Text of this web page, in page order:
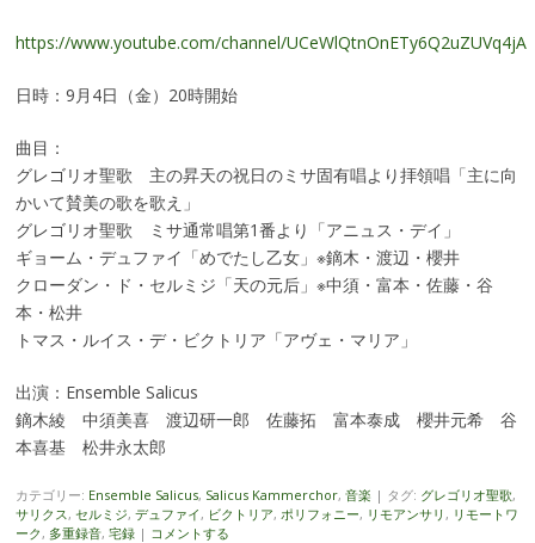
https://www.youtube.com/channel/UCeWlQtnOnETy6Q2uZUVq4jA
日時：9月4日（金）20時開始
曲目：
グレゴリオ聖歌 主の昇天の祝日のミサ固有唱より拝領唱「主に向
かいて賛美の歌を歌え」
グレゴリオ聖歌 ミサ通常唱第1番より「アニュス・デイ」
ギョーム・デュファイ「めでたし乙女」※鏑木・渡辺・櫻井
クローダン・ド・セルミジ「天の元后」※中須・富本・佐藤・谷
本・松井
トマス・ルイス・デ・ビクトリア「アヴェ・マリア」
出演：Ensemble Salicus
鏑木綾 中須美喜 渡辺研一郎 佐藤拓 富本泰成 櫻井元希 谷
本喜基 松井永太郎
カテゴリー: Ensemble Salicus, Salicus Kammerchor, 音楽 | タグ: グレゴリオ聖歌,
サリクス , セルミジ, デュファイ , ビクトリア, ポリフォニー, リモアンサリ , リモートワ
ーク , 多重録音, 宅録 | コメントする